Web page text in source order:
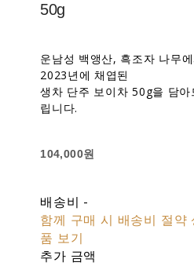
50g
운남성 백앵산, 흑조자 나무에
2023년에 채엽된
생차 단주 보이차 50g을 담아
립니다.
104,000원
배송비 -
함께 구매 시 배송비 절약
품 보기
추가 금액